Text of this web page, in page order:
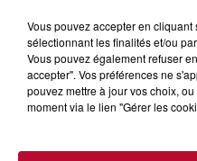
7 août 2026
NOS IDÉES DE
Comme tous les vendredis,
rendez-vous à ne pas
envie de voyager à l'autre
Vous pouvez accepter en cliquant
sélectionnant les finalités et/ou
Vous pouvez également refuser
accepter". Vos préférences ne
pouvez mettre à jour vos choix,
moment via le lien "Gérer les